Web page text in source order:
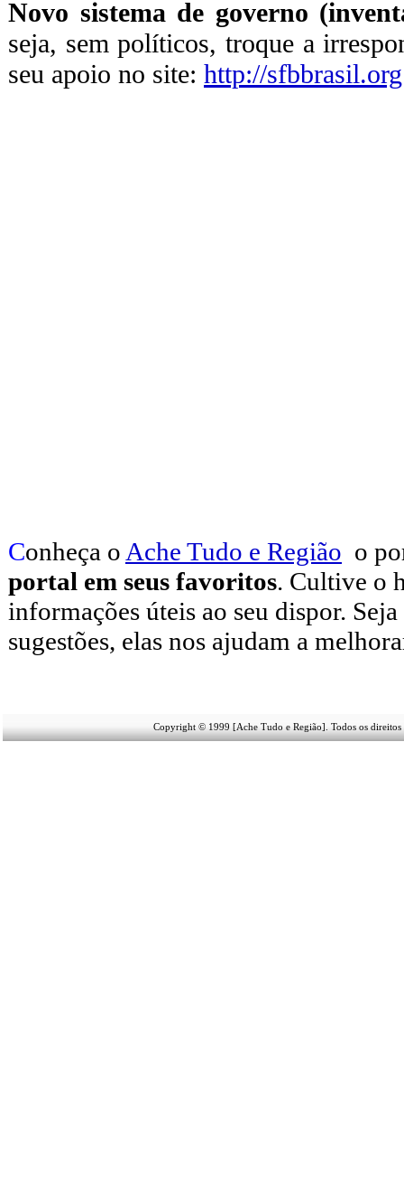
Novo sistema de governo
seja, sem políticos, troque a
seu apoio no site: http://sfbbrasil.org
Conheça o Ache Tudo e Região o
portal em seus favoritos. Cultive o
informações úteis ao seu dispor.
sugestões, elas nos ajudam a
Copyright © 1999 [Ache Tudo e Região]. Todos os direitos